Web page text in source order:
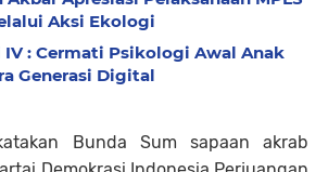
Aksi Ekologi
: Cermati Psikologi Awal Anak
Generasi Digital
Bunda Sum sapaan akrab